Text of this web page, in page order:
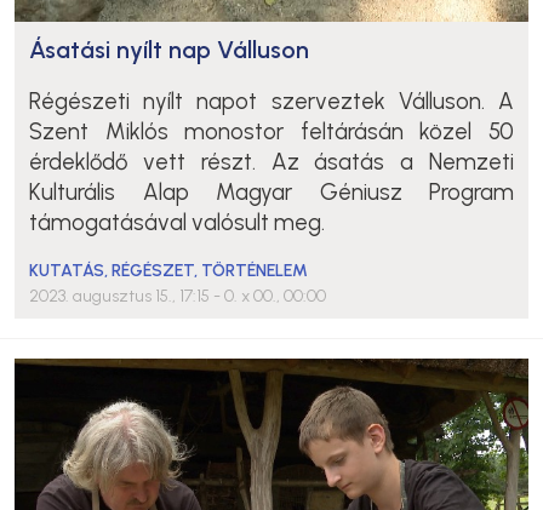
Ásatási nyílt nap Válluson
Régészeti nyílt napot szerveztek Válluson. A
Szent Miklós monostor feltárásán közel 50
érdeklődő vett részt. Az ásatás a Nemzeti
Kulturális Alap Magyar Géniusz Program
támogatásával valósult meg.
KUTATÁS,RÉGÉSZET, TÖRTÉNELEM
2023. augusztus 15., 17:15 - 0. x 00., 00:00